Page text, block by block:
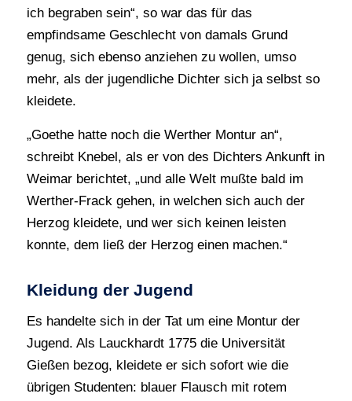
ich begraben sein“, so war das für das
empfindsame Geschlecht von damals Grund
genug, sich ebenso anziehen zu wollen, umso
mehr, als der jugendliche Dichter sich ja selbst so
kleidete.
„Goethe hatte noch die Werther Montur an“,
schreibt Knebel, als er von des Dichters Ankunft in
Weimar berichtet, „und alle Welt mußte bald im
Werther-Frack gehen, in welchen sich auch der
Herzog kleidete, und wer sich keinen leisten
konnte, dem ließ der Herzog einen machen.“
Kleidung der Jugend
Es handelte sich in der Tat um eine Montur der
Jugend. Als Lauckhardt 1775 die Universität
Gießen bezog, kleidete er sich sofort wie die
übrigen Studenten: blauer Flausch mit rotem